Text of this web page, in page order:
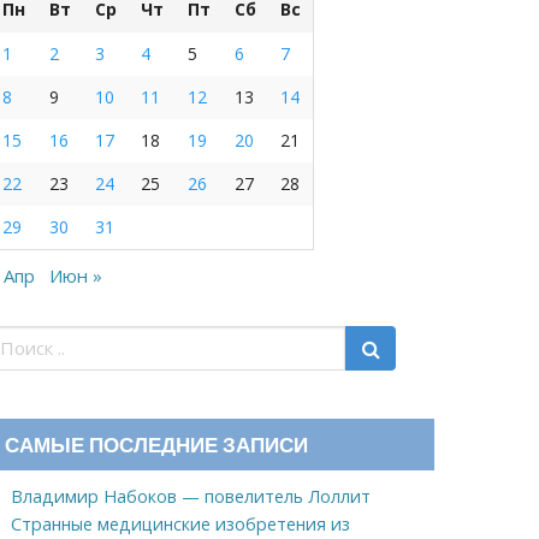
Пн Вт Ср Чт Пт Сб
Вс
1
2 3 4 5 6
7
8
9 10 11 12 13
14
15
16 17 18 19 20
21
22
23 24 25 26 27
28
29
30 31
Апр Июн »
САМЫЕ ПОСЛЕДНИЕ ЗАПИСИ
Владимир Набоков — повелитель Лоллит
Странные медицинские изобретения из